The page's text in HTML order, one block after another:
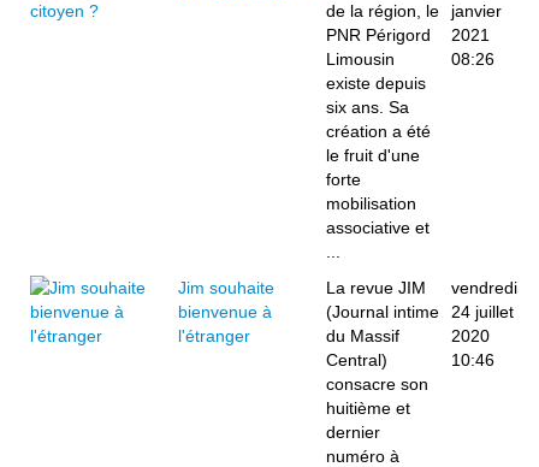
de la région, le
PNR Périgord
Limousin
existe depuis
six ans. Sa
création a été
le fruit d'une
forte
mobilisation
associative et
janvier
2021
08:26
Jim souhaite
bienvenue à
l'étranger
La revue JIM
(Journal intime
du Massif
Central)
consacre son
huitième et
dernier
numéro à
vendredi
24 juillet
2020
10:46